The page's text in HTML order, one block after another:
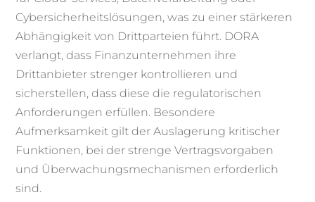
Cybersicherheitslösungen, was zu einer stärkeren
Abhängigkeit von Drittparteien führt. DORA
verlangt, dass Finanzunternehmen ihre
Drittanbieter strenger kontrollieren und
sicherstellen, dass diese die regulatorischen
Anforderungen erfüllen. Besondere
Aufmerksamkeit gilt der Auslagerung kritischer
Funktionen, bei der strenge Vertragsvorgaben
und Überwachungsmechanismen erforderlich
sind.